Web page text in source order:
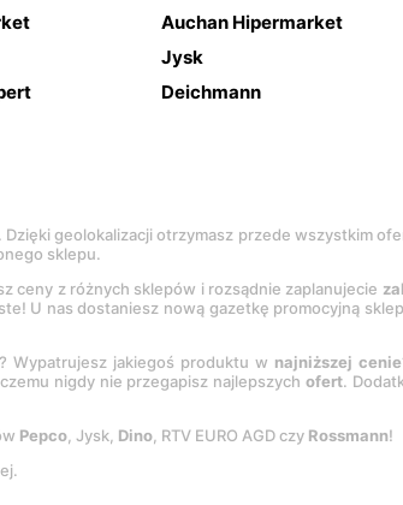
Auchan Hipermarket
Jysk
Deichmann
geolokalizacji otrzymasz przede wszystkim
sklepu.
ceny z różnych sklepów i rozsądnie zaplanujecie
U nas dostaniesz nową gazetkę promocyjną
Wypatrujesz jakiegoś produktu w najniższej cenie
nigdy nie przegapisz najlepszychofert.
Pepco, Jysk, Dino, RTV EURO AGD czy Rossmann!